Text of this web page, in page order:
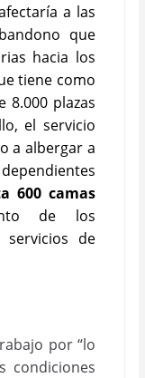
ría a las
que
hacia los
tiene como
8.000 plazas
el servicio
a albergar a
600 camas
de los
de
por “lo
condiciones